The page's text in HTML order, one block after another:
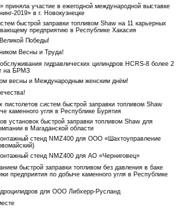
приняла участие в ежегодной международной выставке
2019» в г. Новокузнецке
быстрой заправки топливом Shaw на 11 карьерных
предприятию в Республике Хакасия
Победы!
Весны и Труда!
гидравлических цилиндров HCRS-8 более 2
на БРМЗ
весны и Международным женским днём!
пистолетов систем быстрой заправки топливом Shaw
каменного угля в Республике Бурятия
установок быстрой заправки топливом Shaw для
в Магаданской области
стенд NMZ400 для ООО «Шахтоуправление
стенд NMZ400 для АО «Черниговец»
быстрой заправки топливом без давления в баке
предприятия по добыче каменного угля в Республике
для ООО Либхерр-Русланд